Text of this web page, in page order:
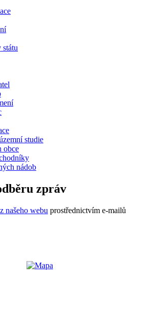
studie
obce
nádob
zpráv
našeho webu prostřednictvím e-mailů